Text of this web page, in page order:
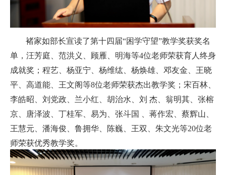
褚家如部长宣读了第十四届“困学守望”教学奖获奖名
单，汪芳庭、范洪义、顾雁、明海等4位老师荣获育人终身
成就奖；程艺、杨亚宁、杨维纮、杨焕雄、邓友金、王晓
平、高道能、王文阁等8位老师荣获杰出教学奖；宋百林、
李皓昭、刘党政、兰小红、胡治水、刘 杰、翁明其、张榕
京、唐泽波、丁桂军、易为、张斗国 、蒋作宏、蔡辉山、
王慧元、潘海俊、鲁拥华、陈巍、王双、朱文光等20位老
师荣获优秀教学奖。